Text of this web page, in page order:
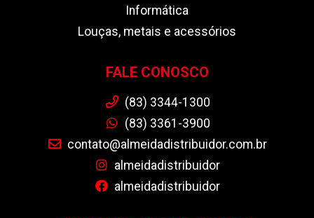
Informática
Louças, metais e acessórios
FALE CONOSCO
(83) 3344-1300
(83) 3361-3900
contato@almeidadistribuidor.com.br
almeidadistribuidor
almeidadistribuidor